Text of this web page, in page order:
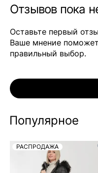
Отзывов пока
Оставьте первый
Ваше мнение
правильный выбор.
Популярное
РАСПРОДАЖА